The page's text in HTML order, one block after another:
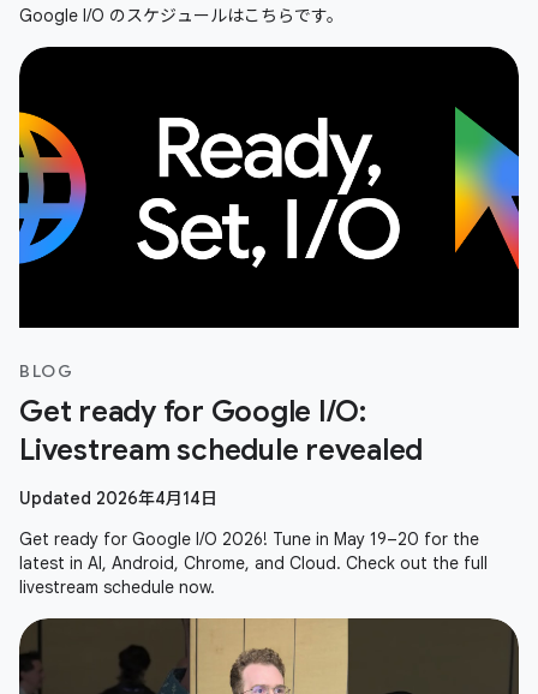
Google I/O のスケジュールはこちらです。
BLOG
Get ready for Google I/O:
Livestream schedule revealed
Updated 2026年4月14日
Get ready for Google I/O 2026! Tune in May 19–20 for the
latest in AI, Android, Chrome, and Cloud. Check out the full
livestream schedule now.